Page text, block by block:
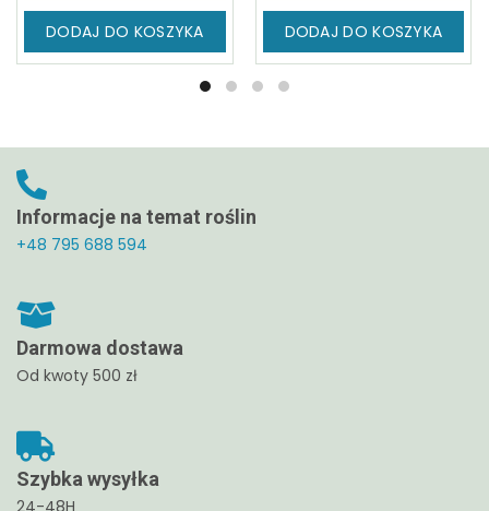
DODAJ DO KOSZYKA DODAJ DO KOSZYKA
Informacje na temat roślin
+48 795 688 594
Darmowa dostawa
Od kwoty 500 zł
Szybka wysyłka
24-48H